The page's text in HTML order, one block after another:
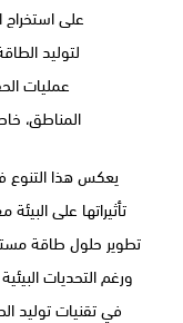
على استخراج
لتوليد
عمليات
المناطق،
يعكس هذا التنوع
تأثيراتها على
تطوير حلول طاقة
ورغم التحديات
في تقنيات توليد